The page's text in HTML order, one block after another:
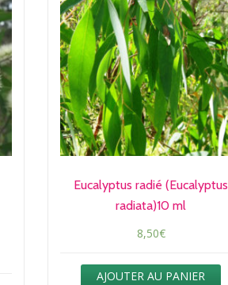
Eucalyptus radié (Eucalyptus
radiata)10 ml
8,50€
AJOUTER AU PANIER